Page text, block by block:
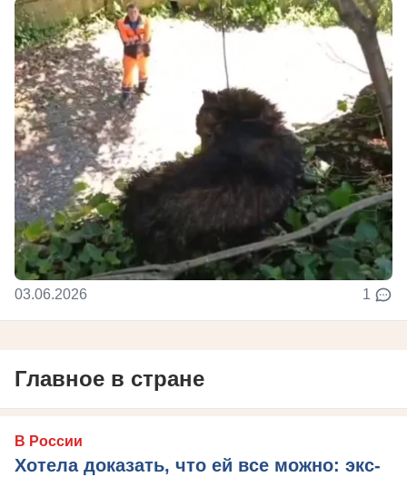
03.06.2026 1
Главное в стране
В России
Хотела доказать, что ей все можно: экс-